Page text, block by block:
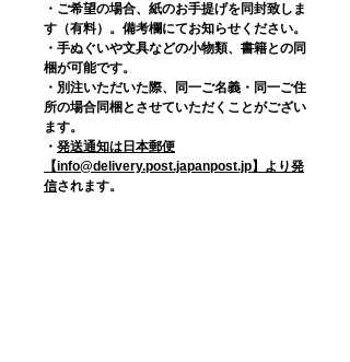
・ご希望の場合、紙のお手提げを同封致しま
す（有料）。備考欄にてお知らせください。
・手ぬぐいや文具などの小物類、書籍との同
梱が可能です。
・別注いただいた際、同一ご名義・同一ご住
所の場合同梱とさせていただくことがござい
ます。
・ 発送通知は日本郵便
【info@delivery.post.japanpost.jp】より発
信されます。